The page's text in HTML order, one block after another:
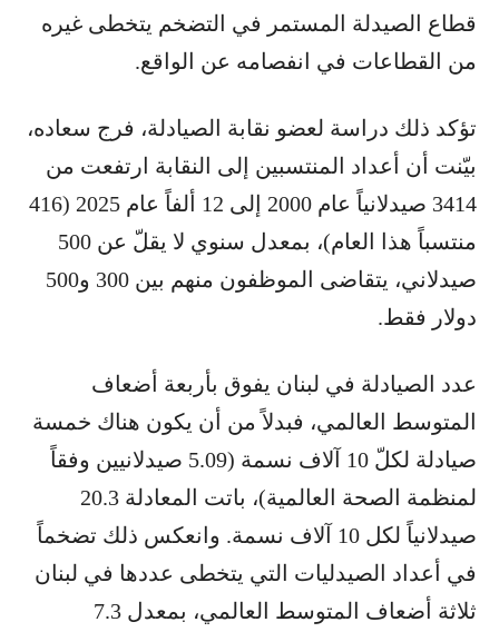
قطاع الصيدلة المستمر في التضخم يتخطى غيره
من القطاعات في انفصامه عن الواقع.
تؤكد ذلك دراسة لعضو نقابة الصيادلة، فرج سعاده،
بيّنت أن أعداد المنتسبين إلى النقابة ارتفعت من
3414 صيدلانياً عام 2000 إلى 12 ألفاً عام 2025 (416
منتسباً هذا العام)، بمعدل سنوي لا يقلّ عن 500
صيدلاني، يتقاضى الموظفون منهم بين 300 و500
دولار فقط.
عدد الصيادلة في لبنان يفوق بأربعة أضعاف
المتوسط العالمي، فبدلاً من أن يكون هناك خمسة
صيادلة لكلّ 10 آلاف نسمة (5.09 صيدلانيين وفقاً
لمنظمة الصحة العالمية)، باتت المعادلة 20.3
صيدلانياً لكل 10 آلاف نسمة. وانعكس ذلك تضخماً
في أعداد الصيدليات التي يتخطى عددها في لبنان
ثلاثة أضعاف المتوسط العالمي، بمعدل 7.3